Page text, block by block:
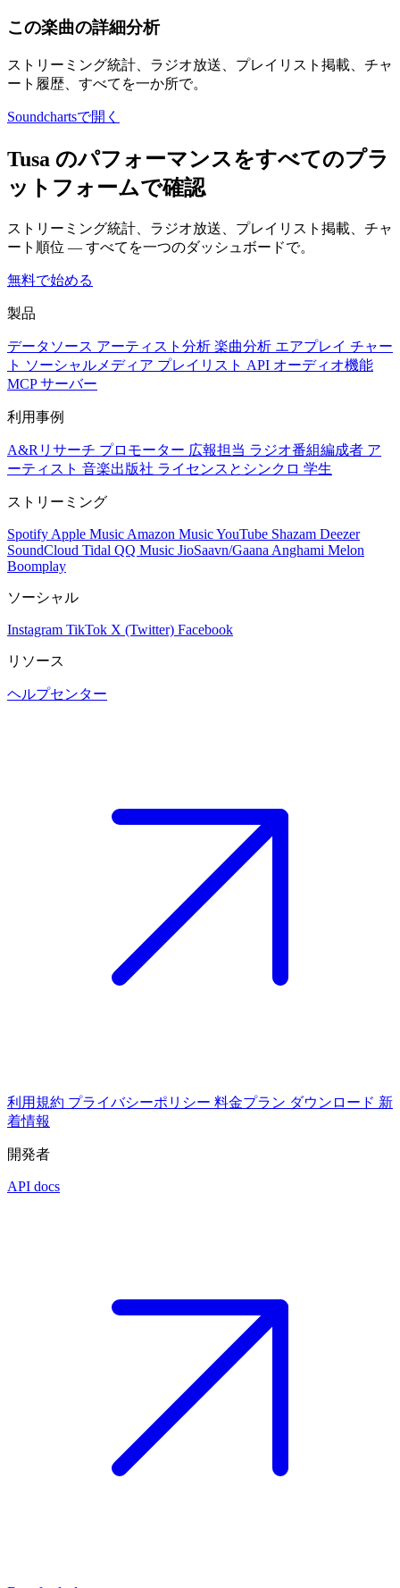
この楽曲の詳細分析
ストリーミング統計、ラジオ放送、プレイリスト掲載、チャ
ート履歴、すべてを一か所で。
Soundchartsで開く
Tusa のパフォーマンスをすべてのプラ
ットフォームで確認
ストリーミング統計、ラジオ放送、プレイリスト掲載、チャ
ート順位 — すべてを一つのダッシュボードで。
無料で始める
製品
データソース アーティスト分析 楽曲分析 エアプレイ チャー
ト ソーシャルメディア プレイリスト API オーディオ機能
MCP サーバー
利用事例
A&Rリサーチ プロモーター 広報担当 ラジオ番組編成者 ア
ーティスト 音楽出版社 ライセンスとシンクロ 学生
ストリーミング
Spotify Apple Music Amazon MusicYouTube Shazam Deezer
SoundCloud Tidal QQ Music JioSaavn/Gaana Anghami Melon
Boomplay
ソーシャル
Instagram TikTok X (Twitter) Facebook
リソース
ヘルプセンター
利用規約 プライバシーポリシー 料金プラン ダウンロード 新
着情報
開発者
API docs